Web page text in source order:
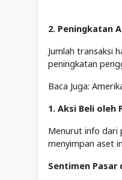
2. Peningkatan
Jumlah transaksi
peningkatan
Baca Juga:
1. Aksi Beli oleh
Menurut info dari
menyimpan aset
Sentimen Pasar